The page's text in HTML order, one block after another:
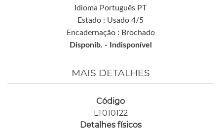
Idioma Português PT
Estado : Usado 4/5
Encadernação : Brochado
Disponib. -
Indisponível
MAIS DETALHES
Código
LT010122
Detalhes físicos